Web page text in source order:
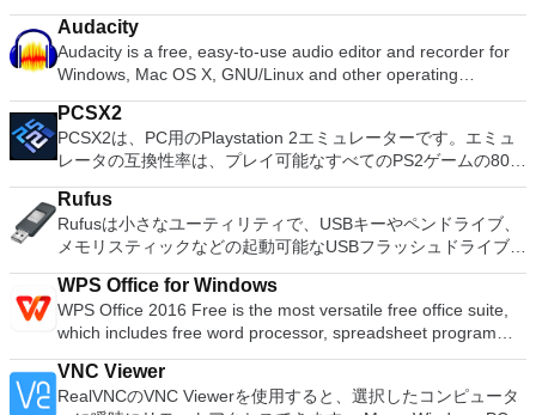
ーションおよびディスク管理ユーティリティです。パーティシ
ョンの拡張（特にシステムドライブ用）、ディスク領域の管
理、MBRおよびGUIDパーティションテーブル（GPT）ディス
クのディスク領域不足の問題の解決を可能にします。 パーテ
ィションのサイズ変更/移動システムドライブを拡張するディ
スクとパーティションをコピーパーティションをマージ分割パ
ーティション空き領域を再分配するダイナミックディスクの変
換パーティションを回復する
Audacity
Audacity is a free, easy-to-use audio editor and recorder for
Windows, Mac OS X, GNU/Linux and other operating
systems. You can use Audacity to: Record live audio. Convert
tapes and records into digital recordings or CDs. Edit Ogg
Vorbis, MP3, WAV or AIFF sound files. Cut, copy, splice or mix
sounds together. Change the speed or pitch of a recording.
Add new effects with LADSPA plug-ins. And more!
PCSX2
PCSX2は、PC用のPlaystation 2エミュレーターです。エミュ
レータの互換性率は、プレイ可能なすべてのPS2ゲームの80％
以上を誇っています。かなり強力なコンピューターを所有して
いる場合、PCSX2は優れたエミュレーターです。また、この
アプリケーションはローエンドコンピューターのサポートも提
供するため、Playstation 2コンソールのすべての所有者は、
PCで動作するゲームを見ることができます。 PCSX2エミュレ
ーターを使用すると、PS2コントローラーを使用して、本物の
プレイステーション体験をシミュレートできます。このアプリ
ケーションでは、ディスクからゲームを直接実行することも、
ハードドライブからISOイメージとして実行することもできま
す。 主な機能は次のとおりです。 Savestates：ボタンを1つ
押すだけで、ゲームの現在の「状態」を保存できます。 無制
Rufus
Rufusは小さなユーティリティで、USBキーやペンドライブ、
メモリスティックなどの起動可能なUSBフラッシュドライブを
フォーマットおよび作成できます。 Rufusは、次のシナリオで
役立ちます。 Windows、Linux、およびUEFI用の起動可能な
ISOからUSBインストールメディアを作成する必要がある場
合。 OSがインストールされていないシステムで作業する必要
がある場合。 BIOSまたはその他のファームウェアをDOSから
フラッシュする必要がある場合。 低レベルのユーティリティ
を実行する必要がある場合。 Rufusは次の* ISOで動作しま
WPS Office for Windows
WPS Office 2016 Free is the most versatile free office suite,
which includes free word processor, spreadsheet program
and presentation maker. With these three programs you will
easily be able to deal with any office related tasks. WPS
Office 2016 Free has multiple language support for English,
VNC Viewer
RealVNCのVNC Viewerを使用すると、選択したコンピュータ